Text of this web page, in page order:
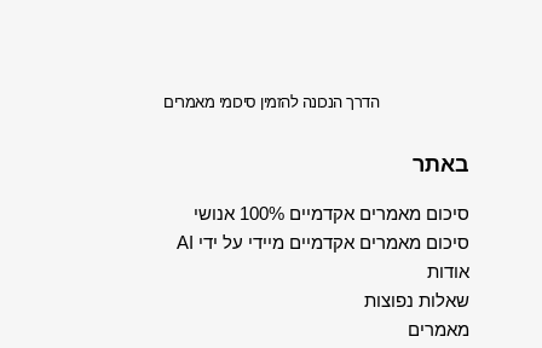
הדרך הנכונה להזמין סיכומי מאמרים
באתר
סיכום מאמרים אקדמיים 100% אנושי
סיכום מאמרים אקדמיים מיידי על ידי AI
אודות
שאלות נפוצות
מאמרים